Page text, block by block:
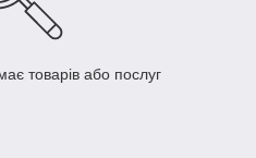
товарів або послуг